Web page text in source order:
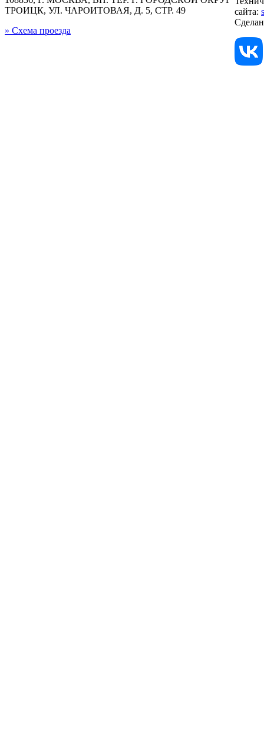
ТРОИЦК, УЛ. ЧАРОИТОВАЯ, Д. 5, СТР. 49
» Схема проезда
сайта: